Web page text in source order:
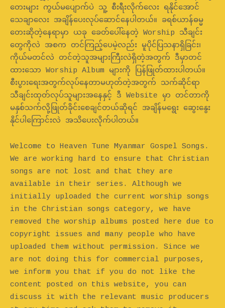
တေးများ ကွယ်မပျောက်ပဲ သူ့ စီးရီးလိုက်လေး ရနိုင်အောင်
သေချာလေး အချိန်ပေးလုပ်ဆောင်နေပါတယ်။ ခရစ်ယာန်ဓမ္မ
တေးဆိုတဲ့နေရာမှာ ယခု ခေတ်ပေါ်နေတဲ့ Worship သီချင်း
တွေကိုလဲ အစက တင်ကြည့်ပေမဲ့လည်း မူပိုင်ပြသနာရှိခြင်း၊
ကိုယ်မတင်လဲ တင်တဲ့သူအများကြီးလဲရှိတဲ့အတွက် ဒီမှာတင်
ထားသော Worship Album များကို ပြန်ဖြုတ်ထားပါတယ်။
စီးပွားရေးအတွက်လုပ်နေတာမဟုတ်တဲ့အတွက် သက်ဆိုင်ရာ
သီချင်းထုတ်လုပ်သူများအနေနှင့် ဒီ Website မှာ တင်တာကို
မနှစ်သက်လို့ဖြုတ်ခိုင်းစေချင်တယ်ဆိုရင် အချိန်မရွေး ဆွေးနွေး
နိုင်ပါကြောင်းလဲ အသိပေးလိုက်ပါတယ်။
Welcome to Heaven Tune Myanmar Gospel Songs.
We are working hard to ensure that Christian
songs are not lost and that they are
available in their series. Although we
initially uploaded the current worship songs
in the Christian songs category, we have
removed the worship albums posted here due to
copyright issues and many people who have
uploaded them without permission. Since we
are not doing this for commercial purposes,
we inform you that if you do not like the
content posted on this website, you can
discuss it with the relevant music producers